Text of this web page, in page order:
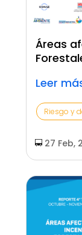
Áreas
Leer
Riesgo y
27 Feb,